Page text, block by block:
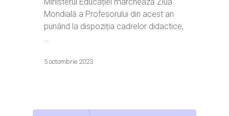
Mondială a Profesorului din acest an
punând la dispoziția cadrelor didactice,
5 octombrie 2023